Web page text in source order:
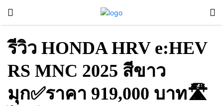
รีวิว HONDA HRV e:HEV
RS MNC 2025 สีขาว
มุก✅ราคา 919,000 บาท🛣️